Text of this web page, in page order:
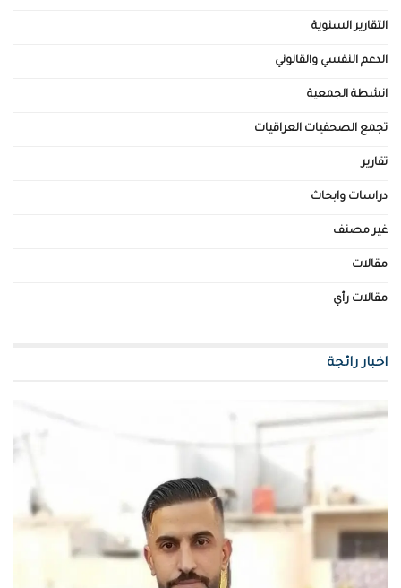
التقارير السنوية
الدعم النفسي والقانوني
انشطة الجمعية
تجمع الصحفيات العراقيات
تقارير
دراسات وابحاث
غير مصنف
مقالات
مقالات رأي
اخبار رائجة